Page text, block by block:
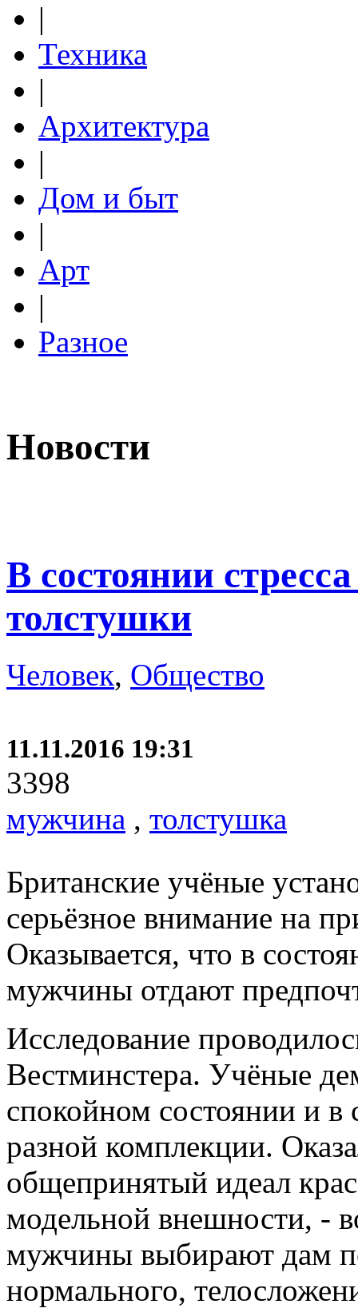
|
Техника
|
Архитектура
|
Дом и быт
|
Арт
|
Разное
Новости
В состоянии
толстушки
Человек, Общество
11.11.2016 19:31
3398
мужчина , толстушка
Британские учёные
серьёзное внимание на
Оказывается, что в
мужчины отдают
Исследование
Вестминстера. Учёные
спокойном состоянии и
разной комплекции.
общепринятый идеал
модельной внешности, -
мужчины выбирают дам
нормального,